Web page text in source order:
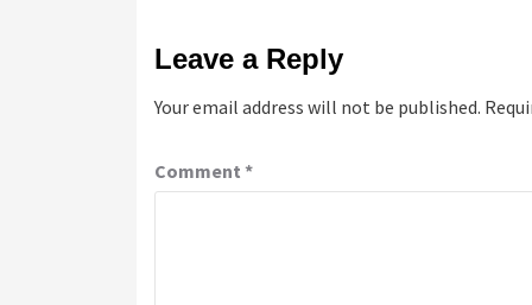
Leave a Reply
Your email address will not be published.
Comment *